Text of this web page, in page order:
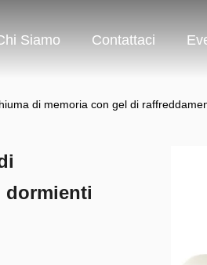
Siamo Contattaci
di memoria con gel di
dormienti